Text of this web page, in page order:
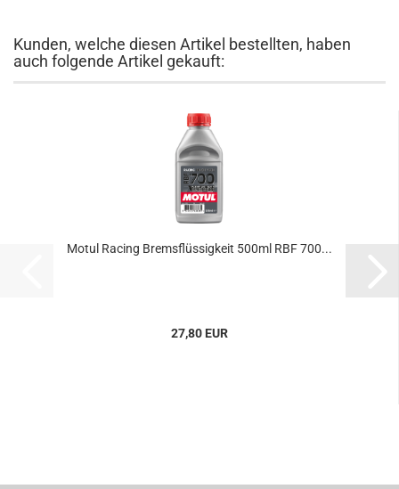
Kunden, welche diesen Artikel bestellten, haben
auch folgende Artikel gekauft:
Motul Racing Bremsflüssigkeit 500ml RBF 700...
27,80 EUR